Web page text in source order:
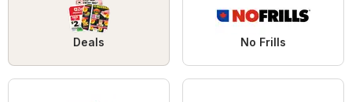
Deals No Frills